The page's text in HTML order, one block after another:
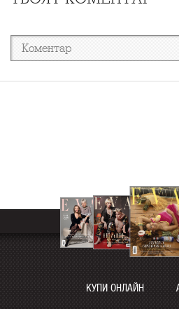
КУПИ ОНЛАЙН